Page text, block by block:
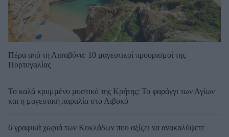
Πέρα από τη Λισαβόνα: 10 μαγευτικοί προορισμοί της
Πορτογαλίας
Το καλά κρυμμένο μυστικό της Κρήτης: Το φαράγγι των Αγίων
και η μαγευτική παραλία στο Λιβυκό
6 γραφικά χωριά των Κυκλάδων που αξίζει να ανακαλύψετε